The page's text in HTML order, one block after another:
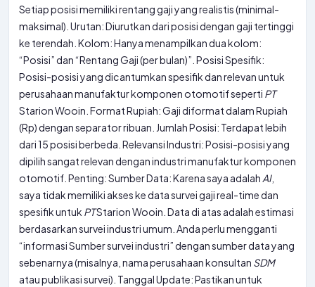
Setiap posisi memiliki rentang gaji yang realistis (minimal-
maksimal). Urutan: Diurutkan dari posisi dengan gaji tertinggi
ke terendah. Kolom: Hanya menampilkan dua kolom:
“Posisi” dan “Rentang Gaji (per bulan)”. Posisi Spesifik:
Posisi-posisi yang dicantumkan spesifik dan relevan untuk
perusahaan manufaktur komponen otomotif seperti PT
Starion Wooin. Format Rupiah: Gaji diformat dalam Rupiah
(Rp) dengan separator ribuan. Jumlah Posisi: Terdapat lebih
dari 15 posisi berbeda. Relevansi Industri: Posisi-posisi yang
dipilih sangat relevan dengan industri manufaktur komponen
otomotif. Penting: Sumber Data: Karena saya adalah AI,
saya tidak memiliki akses ke data survei gaji real-time dan
spesifik untuk PTStarion Wooin. Data di atas adalah estimasi
berdasarkan survei industri umum. Anda perlu mengganti
“informasi Sumber survei industri” dengan sumber data yang
sebenarnya (misalnya, nama perusahaan konsultan SDM
atau publikasi survei). Tanggal Update: Pastikan untuk